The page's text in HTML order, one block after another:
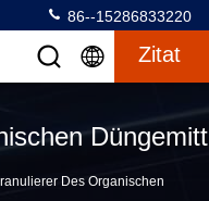
86--15286833220
Zitat
Des Organischen